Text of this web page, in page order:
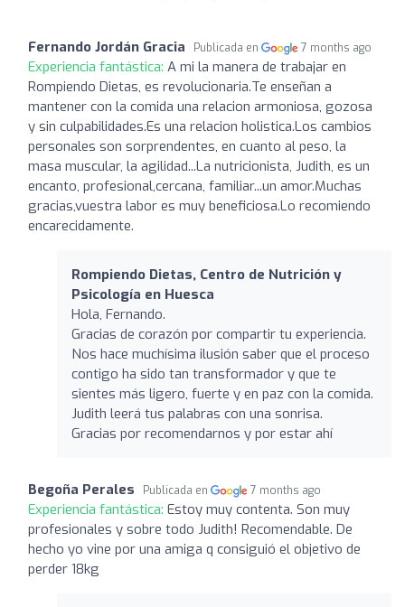
Fernando Jordán Gracia Publicada en 7 months ago
Experiencia fantástica: A mi la manera de trabajar en
Rompiendo Dietas, es revolucionaria.Te enseñan a
mantener con la comida una relacion armoniosa, gozosa
y sin culpabilidades.Es una relacion holistica.Los cambios
personales son sorprendentes, en cuanto al peso, la
masa muscular, la agilidad...La nutricionista, Judith, es un
encanto, profesional,cercana, familiar...un amor.Muchas
gracias,vuestra labor es muy beneficiosa.Lo recomiendo
encarecidamente.
Rompiendo Dietas, Centro de Nutrición y
Psicología en Huesca
Hola, Fernando.
Gracias de corazón por compartir tu experiencia.
Nos hace muchísima ilusión saber que el proceso
contigo ha sido tan transformador y que te
sientes más ligero, fuerte y en paz con la comida.
Judith leerá tus palabras con una sonrisa.
Gracias por recomendarnos y por estar ahí
Begoña Perales Publicada en 7 months ago
Experiencia fantástica: Estoy muy contenta. Son muy
profesionales y sobre todo Judith! Recomendable. De
hecho yo vine por una amiga q consiguió el objetivo de
perder 18kg